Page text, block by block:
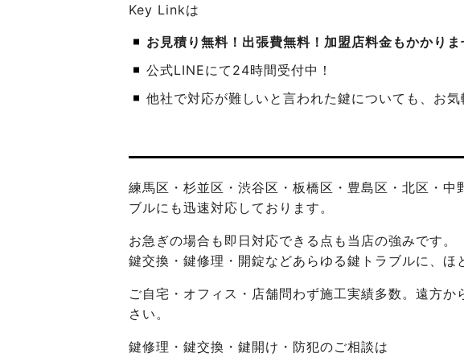
Key Linkは
お見積り無料！出張費無料！加盟店料金もかかりま
公式LINEにて24時間受付中！
他社で対応が難しいと言われた鍵についても、お気
練馬区・杉並区・渋谷区・板橋区・豊島区・北区・
ブルにも迅速対応しております。
お急ぎの場合も即日対応できる点も当店の強みです。
鍵交換・鍵修理・開錠などあらゆる鍵トラブルに、ほ
ご自宅・オフィス・店舗問わず施工実績多数。遠方
さい。
鍵修理・鍵交換・鍵開け・防犯のご相談は